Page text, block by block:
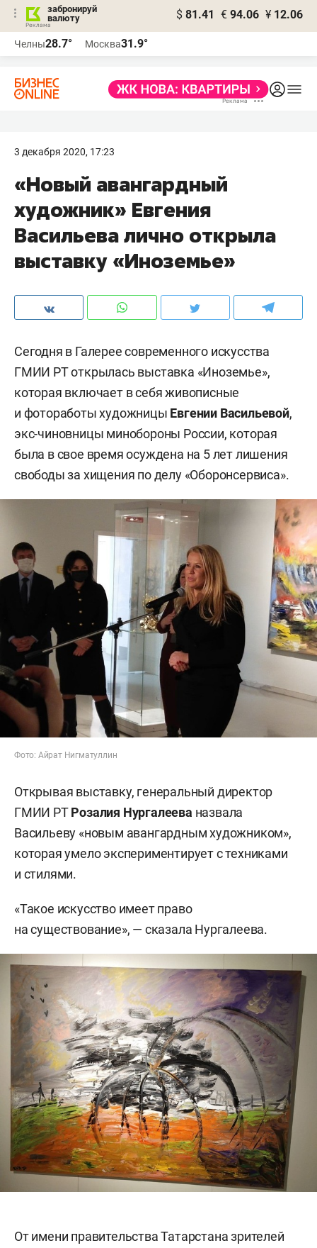
забронируй
валюту
$ 81.41 € 94.06 ¥ 12.06
Челны28.7° Москва31.9°
3 декабря 2020, 17:23
«Новый авангардный
художник» Евгения
Васильева лично открыла
выставку «Иноземье»
Сегодня в Галерее современного искусства
ГМИИ РТ открылась выставка «Иноземье»,
которая включает в себя живописные
и фотоработы художницы Евгении Васильевой,
экс-чиновницы минобороны России, которая
была в свое время осуждена на 5 лет лишения
свободы за хищения по делу «Оборонсервиса».
Фото: Айрат Нигматуллин
Открывая выставку, генеральный директор
ГМИИ РТРозалия Нургалеева назвала
Васильеву «новым авангардным художником»,
которая умело экспериментирует с техниками
и стилями.
«Такое искусство имеет право
на существование», — сказала Нургалеева.
От имени правительства Татарстана зрителей